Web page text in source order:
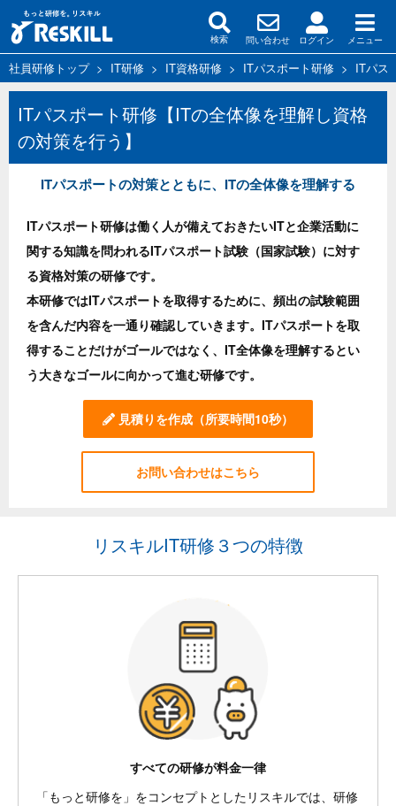
検索 問い合わせ ログイン メニュー
社員研修トップ> IT研修 > IT資格研修 > ITパスポート研修 > ITパス
ITパスポート研修【ITの全体像を理解し資格
の対策を行う】
ITパスポートの対策とともに、ITの全体像を理解する
ITパスポート研修は働く人が備えておきたいITと企業活動に
関する知識を問われるITパスポート試験（国家試験）に対す
る資格対策の研修です。
本研修ではITパスポートを取得するために、頻出の試験範囲
を含んだ内容を一通り確認していきます。ITパスポートを取
得することだけがゴールではなく、IT全体像を理解するとい
う大きなゴールに向かって進む研修です。
見積りを作成 （所要時間10秒）
お問い合わせはこちら
リスキルIT研修３つの特徴
すべての研修が料金一律
「もっと研修を」をコンセプトとしたリスキルでは、研修